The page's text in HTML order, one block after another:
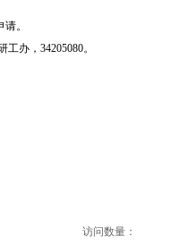
。
办，34205080。
访问数量：